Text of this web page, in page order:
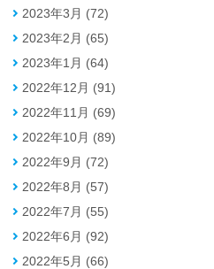
2023年3月 (72)
2023年2月 (65)
2023年1月 (64)
2022年12月 (91)
2022年11月 (69)
2022年10月 (89)
2022年9月 (72)
2022年8月 (57)
2022年7月 (55)
2022年6月 (92)
2022年5月 (66)